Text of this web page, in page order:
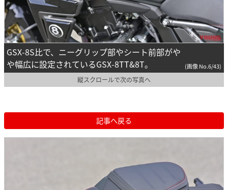
GSX-8S比で、ニーグリップ部やシート前部がや
や幅広に設定されているGSX-8TT&8T。
(画像 No.6/43)
縦スクロールで次の写真へ
記事へ戻る